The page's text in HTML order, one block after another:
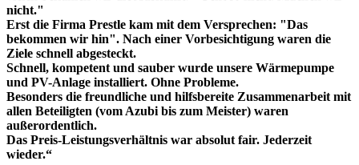
nicht."
Erst die Firma Prestle kam mit dem Versprechen: "Das
bekommen wir hin". Nach einer Vorbesichtigung waren die
Ziele schnell abgesteckt.
Schnell, kompetent und sauber wurde unsere Wärmepumpe
und PV-Anlage installiert. Ohne Probleme.
Besonders die freundliche und hilfsbereite Zusammenarbeit mit
allen Beteiligten (vom Azubi bis zum Meister) waren
außerordentlich.
Das Preis-Leistungsverhältnis war absolut fair. Jederzeit
wieder.“